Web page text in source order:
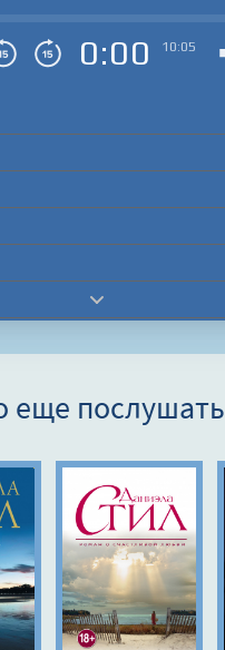
0:00 10:05
еще послушать